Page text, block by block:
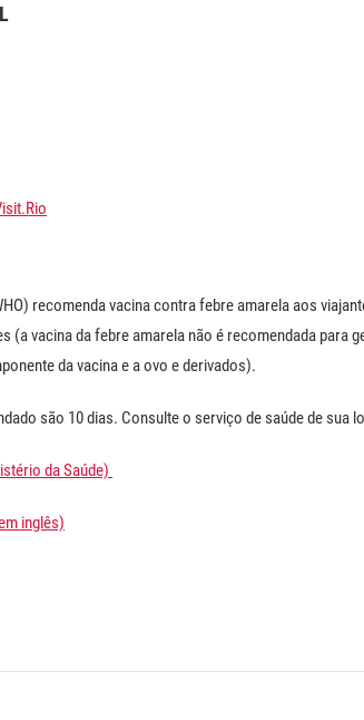
recomenda vacina contra febre amarela aos
(a vacina da febre amarela não é recomendada para
da vacina e a ovo e derivados).
são 10 dias. Consulte o serviço de saúde de sua
da Saúde)
inglês)